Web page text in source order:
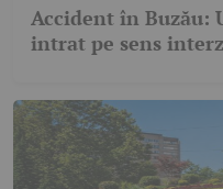
Accident în Buzău:
intrat pe sens